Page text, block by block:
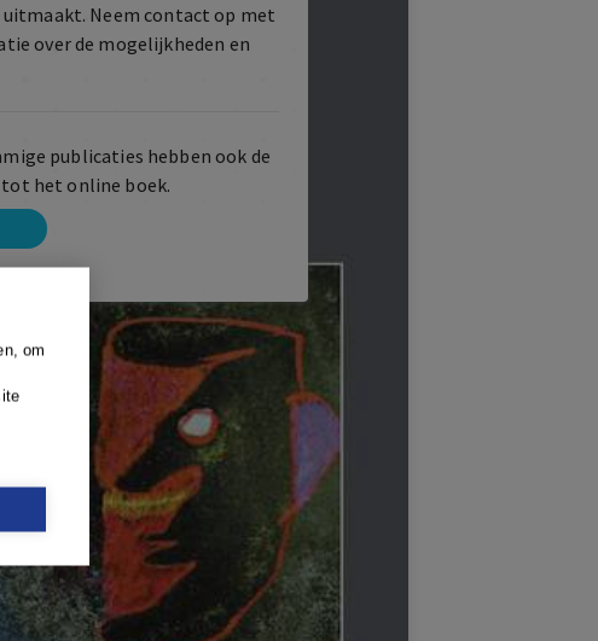
om
Neem contact op met
over de mogelijkheden en
publicaties hebben ook de
het online boek.